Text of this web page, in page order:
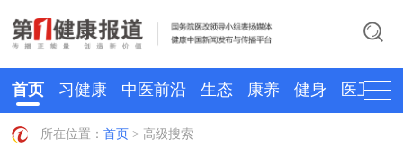
首页 习健康 中医前沿 生态 康养 健身 医卫
所在位置：首页 > 高级搜索